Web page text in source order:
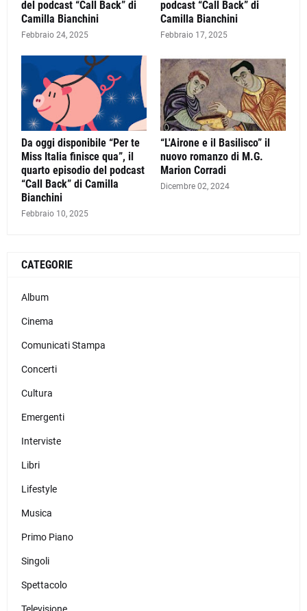
del podcast “Call Back” di
Camilla Bianchini
Febbraio 24, 2025
podcast “Call Back” di
Camilla Bianchini
Febbraio 17, 2025
Da oggi disponibile “Per te
Miss Italia finisce qua”, il
quarto episodio del podcast
“Call Back” di Camilla
Bianchini
Febbraio 10, 2025
“L'Airone e il Basilisco” il
nuovo romanzo di M.G.
Marion Corradi
Dicembre 02, 2024
CATEGORIE
Album
Cinema
Comunicati Stampa
Concerti
Cultura
Emergenti
Interviste
Libri
Lifestyle
Musica
Primo Piano
Singoli
Spettacolo
Televisione